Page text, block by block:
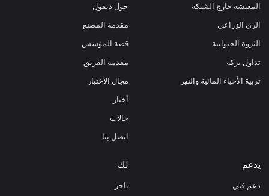
المعيشة خارج الشبكة
الري الزراعي
الثروة الحيوانية
تداول بركة
تربية الأحياء المائية والنهر
حول ديفول
مقدمة المصنع
قصة المؤسس
مقدمة الفريق
مجال الاختبار
أخبار
حالات
اتصل بنا
يدعم
دعم فني
لك
تاجر